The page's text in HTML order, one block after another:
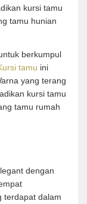
kursi tamu
tamu hunian
berkumpul
tamu ini
yang terang
kursi tamu
tamu rumah
dengan
terdapat dalam